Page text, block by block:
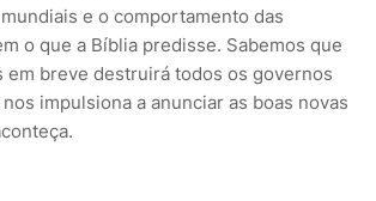
e o comportamento das
o que a Bíblia predisse. Sabemos que
em breve destruirá todos os governos
impulsiona a anunciar as boas novas